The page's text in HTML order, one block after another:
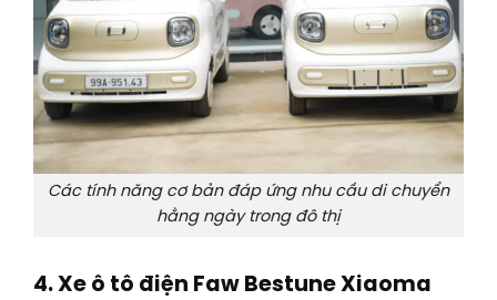
Các tính năng cơ bản đáp ứng nhu cầu di chuyển
hằng ngày trong đô thị
4. Xe ô tô điện Faw Bestune Xiaoma